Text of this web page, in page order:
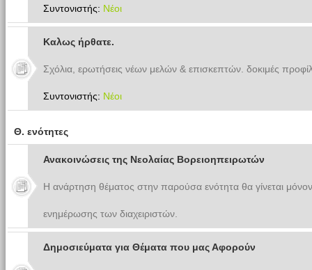
Συντονιστής: Νέοι
Καλως ήρθατε.
Σχόλια, ερωτήσεις νέων μελών & επισκεπτών. δοκιμές
Συντονιστής: Νέοι
Θ. ενότητες
Ανακοινώσεις της Νεολαίας Βορειοηπειρωτών
Η ανάρτηση θέματος στην παρούσα ενότητα θα γίνεται
ενημέρωσης των διαχειριστών.
Δημοσιεύματα για Θέματα που μας Αφορούν